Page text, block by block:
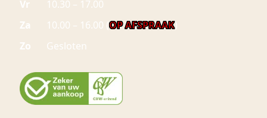
Vr
10.30 – 17.00
Za
10.00 – 16.00 (OP AFSPRAAK)
Zo
Gesloten